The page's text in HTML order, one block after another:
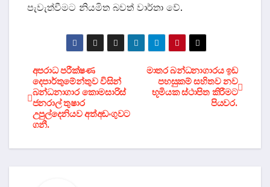
පැවැත්වීමට නියමිත බවත් වාර්තා වේ.
Post
navigation
මාතර බන්ධනාගාරය ඉඩ
පහසුකම් සහිතව නව
භූමියක ස්ථාපිත කිරීමට
පියවර.
අපරාධ පරීක්ෂණ
දෙපාර්තුමේන්තුව විසින්
බන්ධනාගාර කොමසාරිස්
ජනරාල් තුෂාර
උපුල්දෙනියව අත්අඩංගුවට
ගනී.